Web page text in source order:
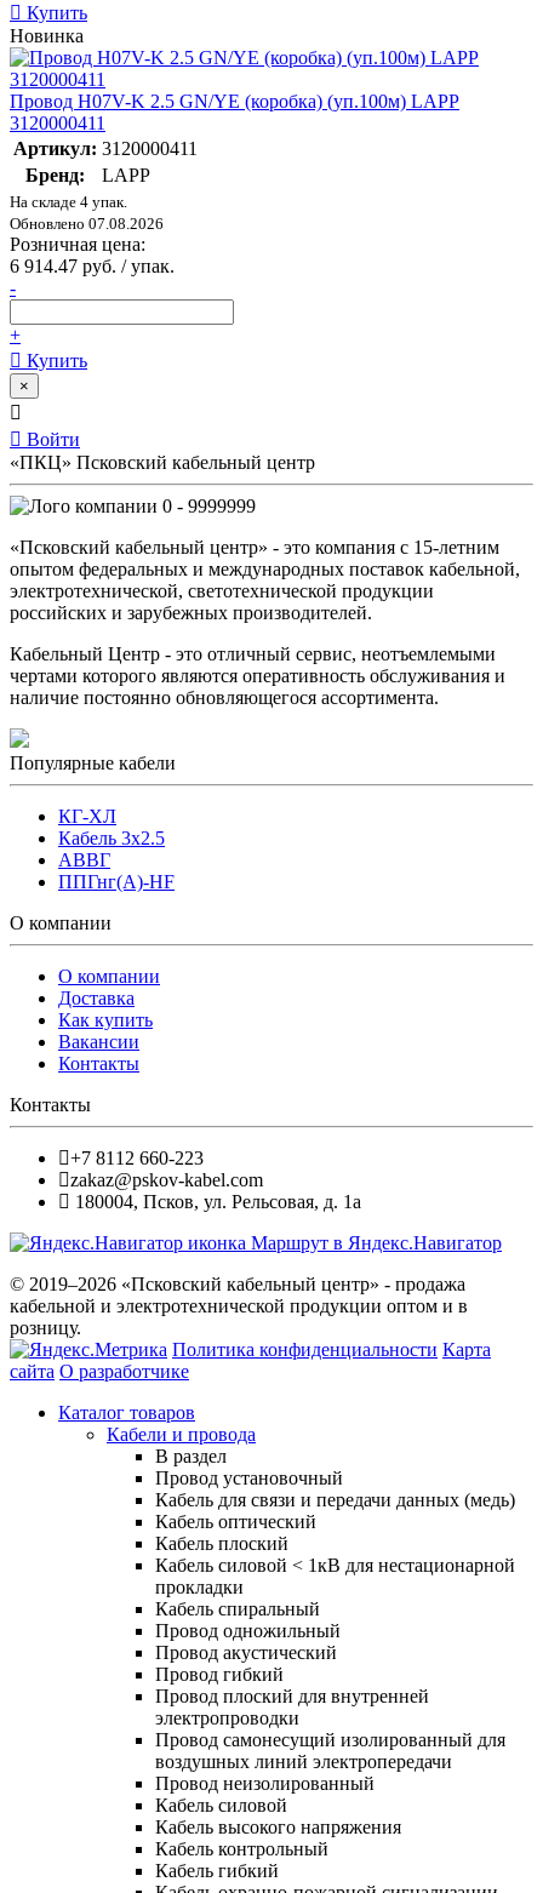
Купить
Новинка
Провод H07V-K 2.5 GN/YE (коробка) (уп.100м) LAPP
3120000411
Артикул: 3120000411
Бренд:
LAPP
На складе 4 упак.
Обновлено 07.08.2026
Розничная цена:
6 914.47 руб. / упак.
-
+
Купить
×
Войти
«ПКЦ» Псковский кабельный центр
0 - 9999999
«Псковский кабельный центр» - это компания с 15-летним
опытом федеральных и международных поставок кабельной,
электротехнической, светотехнической продукции
российских и зарубежных производителей.
Кабельный Центр - это отличный сервис, неотъемлемыми
чертами которого являются оперативность обслуживания и
наличие постоянно обновляющегося ассортимента.
Популярные кабели
КГ-ХЛ
Кабель 3x2.5
АВВГ
ППГнг(А)-HF
О компании
О компании
Доставка
Как купить
Вакансии
Контакты
Контакты
+7 8112 660-223
zakaz@pskov-kabel.com
180004, Псков, ул. Рельсовая, д. 1а
Маршрут в Яндекс.Навигатор
© 2019–2026 «Псковский кабельный центр» - продажа
кабельной и электротехнической продукции оптом и в
розницу.
Политика конфиденциальности Карта
сайта О разработчике
Каталог товаров
Кабели и провода
В раздел
Провод установочный
Кабель для связи и передачи данных (медь)
Кабель оптический
Кабель плоский
Кабель силовой < 1кВ для нестационарной
прокладки
Кабель спиральный
Провод одножильный
Провод акустический
Провод гибкий
Провод плоский для внутренней
электропроводки
Провод самонесущий изолированный для
воздушных линий электропередачи
Провод неизолированный
Кабель силовой
Кабель высокого напряжения
Кабель контрольный
Кабель гибкий